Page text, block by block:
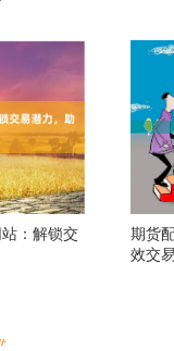
：解锁交
期货
效交易